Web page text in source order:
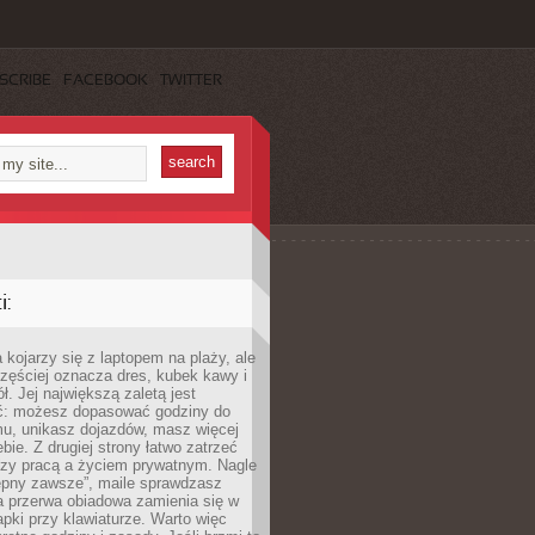
FACEBOOK TWITTER
kojarzy się z laptopem na plaży, ale
oznacza dres, kubek kawy i
Jej największą zaletą jest
możesz dopasować godziny do
unikasz dojazdów, masz więcej
Z drugiej strony łatwo zatrzeć
pracą a życiem prywatnym. Nagle
zawsze”, maile sprawdzasz
przerwa obiadowa zamienia się w
przy klawiaturze. Warto więc